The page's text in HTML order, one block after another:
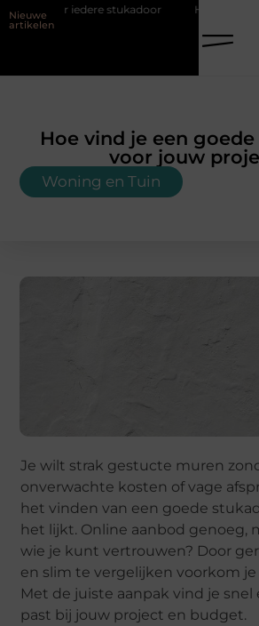
Nieuwe
artikelen
Hoe bouwfolie zorgt voor een
Hoe vind je een
voor jouw
Woning en Tuin
Je wilt strak gestucte muren
onverwachte kosten of vage
het vinden van een goede
het lijkt. Online aanbod genoeg,
wie je kunt vertrouwen? Door
en slim te vergelijken voorkom
Met de juiste aanpak vind je snel
past bij jouw project en budget.